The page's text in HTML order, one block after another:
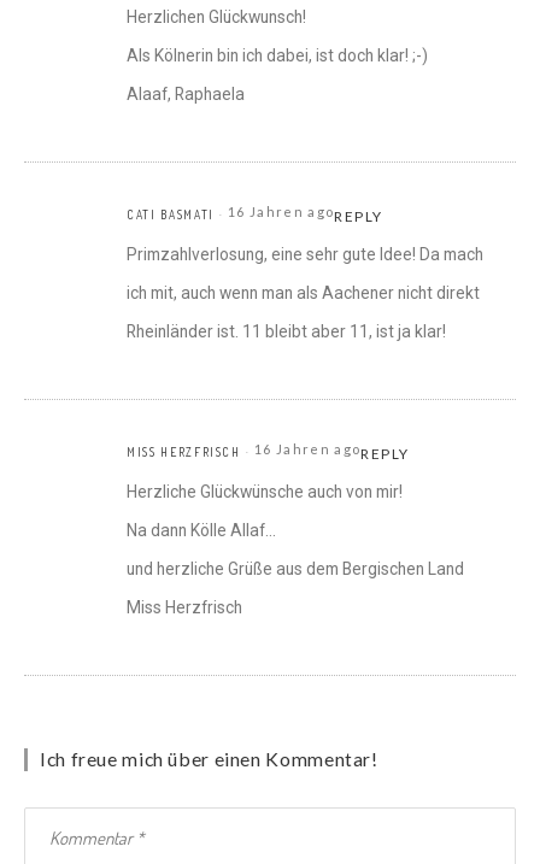
Herzlichen Glückwunsch!
Als Kölnerin bin ich dabei, ist doch klar! ;-)
Alaaf, Raphaela
CATI BASMATI 16 Jahren agoREPLY
Primzahlverlosung, eine sehr gute Idee! Da mach
ich mit, auch wenn man als Aachener nicht direkt
Rheinländer ist. 11 bleibt aber 11, ist ja klar!
MISS HERZFRISCH 16 Jahren agoREPLY
Herzliche Glückwünsche auch von mir!
Na dann Kölle Allaf…
und herzliche Grüße aus dem Bergischen Land
Miss Herzfrisch
Ich freue mich über einen Kommentar!